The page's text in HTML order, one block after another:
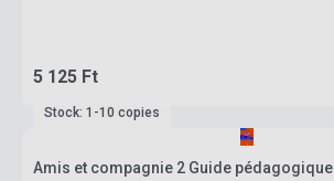
5 125 Ft
Stock: 1-10 copies
Amis et compagnie 2 Guide pédagogique